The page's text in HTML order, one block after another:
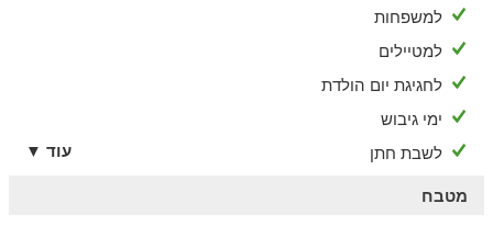
למשפחות
למטיילים
לחגיגת יום הולדת
ימי גיבוש
לשבת חתן
עוד ▼
מטבח